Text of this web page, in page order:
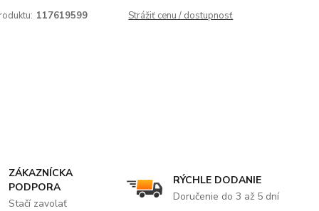
117619599 Strážiť cenu / dostupnosť
ZÁKAZNÍCKA
PODPORA
Stačí zavolať
RÝCHLE DODANIE
Doručenie do 3 až 5 dní